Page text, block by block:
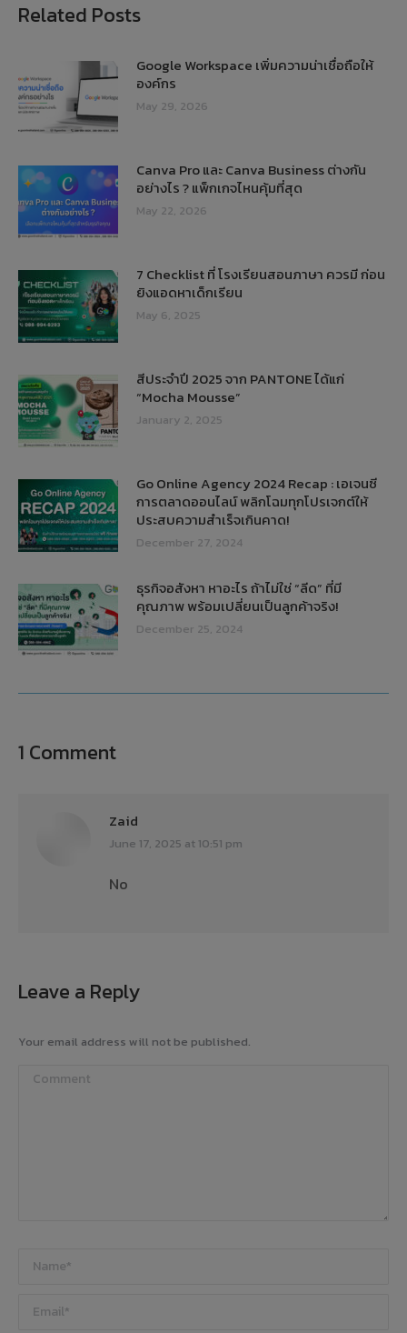
Related Posts
Google Workspace เพิ่มความน่าเชื่อถือให้
องค์กร
May 29, 2026
Canva Pro และ Canva Business ต่างกัน
อย่างไร ? แพ็กเกจไหนคุ้มที่สุด
May 22, 2026
7 Checklist ที่ โรงเรียนสอนภาษา ควรมี ก่อน
ยิงแอดหาเด็กเรียน
May 6, 2025
สีประจำปี 2025 จาก PANTONE ได้แก่
“Mocha Mousse”
January 2, 2025
Go Online Agency 2024 Recap : เอเจนซี
การตลาดออนไลน์ พลิกโฉมทุกโปรเจกต์ให้
ประสบความสำเร็จเกินคาด!
December 27, 2024
ธุรกิจอสังหา หาอะไร ถ้าไม่ใช่ “ลีด” ที่มี
คุณภาพ พร้อมเปลี่ยนเป็นลูกค้าจริง!
December 25, 2024
1 Comment
Zaid
says:
June 17, 2025 at 10:51 pm
No
Leave a Reply
Your email address will not be published.
Comment
Name *
Email *